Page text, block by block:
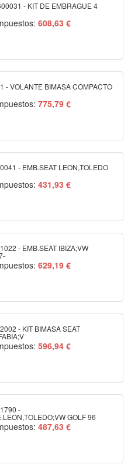
- KIT DE EMBRAGUE 4
608,63 €
- VOLANTE BIMASA COMPACTO
775,79 €
- EMB.SEAT LEON,TOLEDO
431,93 €
- EMB.SEAT IBIZA;VW
629,19 €
- KIT BIMASA SEAT
596,94 €
-
GOLF 96
487,63 €